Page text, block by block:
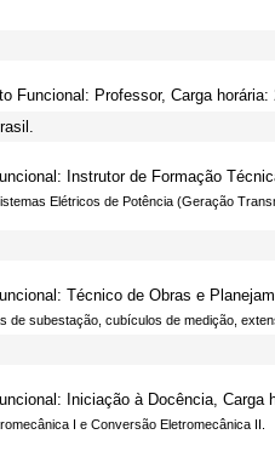
Funcional: Professor, Carga horária:
Instrutor de Formação
Elétricos de Potência (Geração
Técnico de Obras e
de subestação, cubículos de medição,
Iniciação à Docência, Carga
I e Conversão Eletromecânica II.